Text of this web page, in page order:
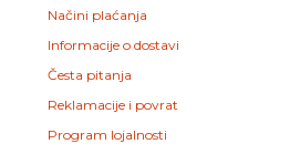
Načini plaćanja
Informacije o dostavi
Česta pitanja
Reklamacije i povrat
Program lojalnosti